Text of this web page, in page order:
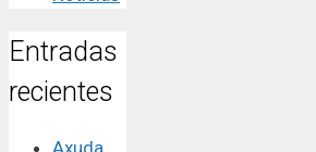
Entradas
recientes
Axuda